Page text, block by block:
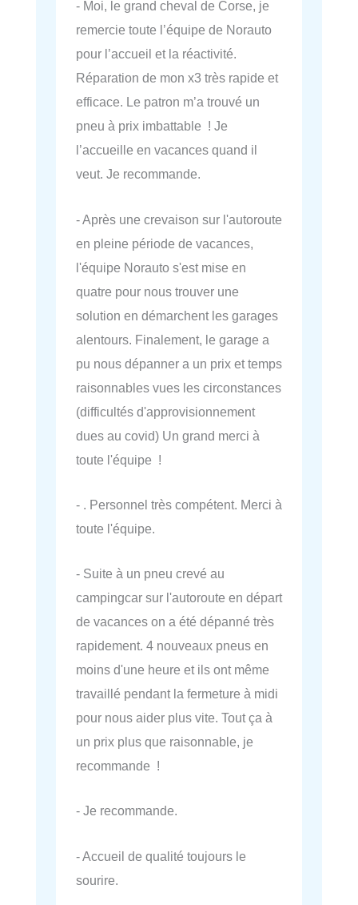
- Moi, le grand cheval de Corse, je
remercie toute l’équipe de Norauto
pour l’accueil et la réactivité.
Réparation de mon x3 très rapide et
efficace. Le patron m’a trouvé un
pneu à prix imbattable ! Je
l’accueille en vacances quand il
veut. Je recommande.
- Après une crevaison sur l'autoroute
en pleine période de vacances,
l'équipe Norauto s'est mise en
quatre pour nous trouver une
solution en démarchent les garages
alentours. Finalement, le garage a
pu nous dépanner a un prix et temps
raisonnables vues les circonstances
(difficultés d'approvisionnement
dues au covid) Un grand merci à
toute l'équipe !
- . Personnel très compétent. Merci à
toute l'équipe.
- Suite à un pneu crevé au
campingcar sur l'autoroute en départ
de vacances on a été dépanné très
rapidement. 4 nouveaux pneus en
moins d'une heure et ils ont même
travaillé pendant la fermeture à midi
pour nous aider plus vite. Tout ça à
un prix plus que raisonnable, je
recommande !
- Je recommande.
- Accueil de qualité toujours le
sourire.